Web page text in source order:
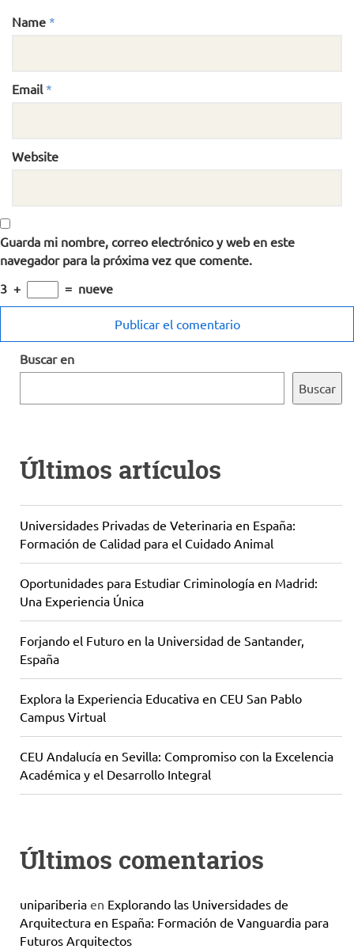
Name *
Email *
Website
Guarda mi nombre, correo electrónico y web en este
navegador para la próxima vez que comente.
3 + = nueve
Buscar en
Buscar
Últimos artículos
Universidades Privadas de Veterinaria en España:
Formación de Calidad para el Cuidado Animal
Oportunidades para Estudiar Criminología en Madrid:
Una Experiencia Única
Forjando el Futuro en la Universidad de Santander,
España
Explora la Experiencia Educativa en CEU San Pablo
Campus Virtual
CEU Andalucía en Sevilla: Compromiso con la Excelencia
Académica y el Desarrollo Integral
Últimos comentarios
unipariberia en Explorando las Universidades de
Arquitectura en España: Formación de Vanguardia para
Futuros Arquitectos